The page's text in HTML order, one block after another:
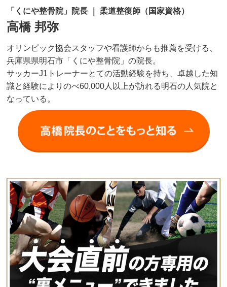
「くにや整骨院」院長 ｜ 柔道整復師（国家資格）
高橋 邦弥
オリンピック協会スタッフや看護師からも推薦を受ける、
兵庫県県明石市「くにや整骨院」の院長。
サッカーJ1トレーナーとての活動経験を持ち、卓越した知
識と経験によりのべ60,000人以上が訪れる明石の人気院と
なっている。